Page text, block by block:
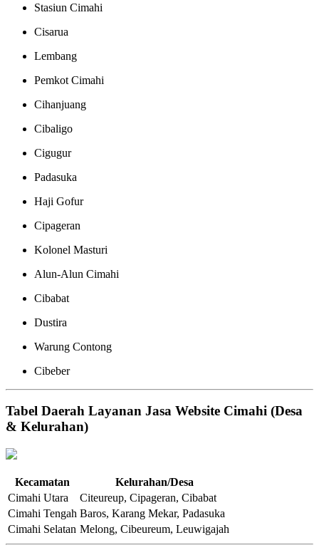
Stasiun Cimahi
Cisarua
Lembang
Pemkot Cimahi
Cihanjuang
Cibaligo
Cigugur
Padasuka
Haji Gofur
Cipageran
Kolonel Masturi
Alun-Alun Cimahi
Cibabat
Dustira
Warung Contong
Cibeber
Tabel Daerah Layanan Jasa Website Cimahi (Desa
& Kelurahan)
Kecamatan
Kelurahan/Desa
Cimahi Utara
Citeureup, Cipageran, Cibabat
Cimahi Tengah Baros, Karang Mekar, Padasuka
Cimahi Selatan Melong, Cibeureum, Leuwigajah